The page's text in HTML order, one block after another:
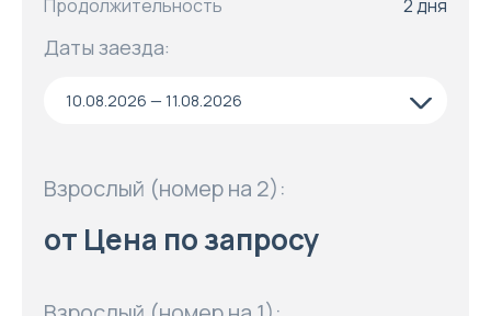
Продолжительность
2 дня
Даты заезда:
10.08.2026 — 11.08.2026
Взрослый (номер на 2):
от Цена по запросу